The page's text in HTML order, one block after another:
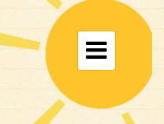
Toggle
